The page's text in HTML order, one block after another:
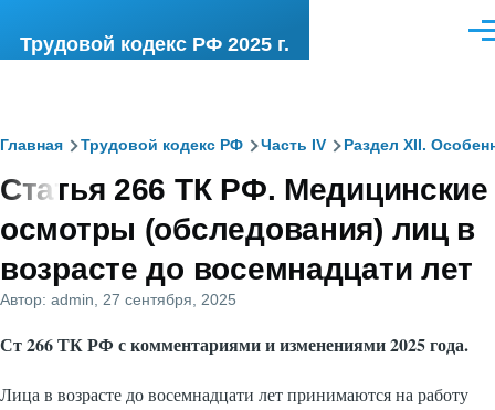
Трудовой кодекс РФ 2025 г.
Строка
навигации
Главная Трудовой кодекс РФ Часть IV Раздел XII.
Статья 266 ТК РФ. Медицинские
осмотры (обследования) лиц в
возрасте до восемнадцати лет
Автор: admin , 27 сентября, 2025
Ст 266 ТК РФ с комментариями и изменениями 2025 года.
Лица в возрасте до восемнадцати лет принимаются на работу